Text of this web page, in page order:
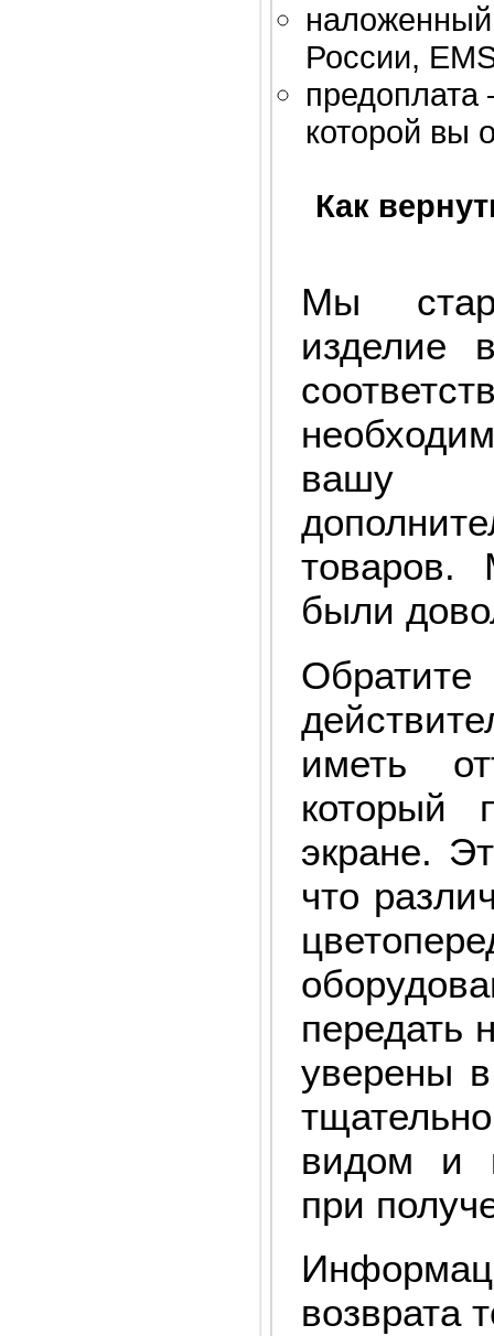
России,
которой вы
Как
Мы
изделие
вашу
были
иметь
который
экране.
что
передать
уверены
видом и
при
возврата